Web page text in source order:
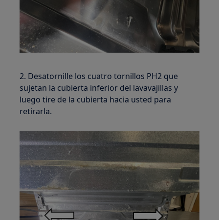
2. Desatornille los cuatro tornillos PH2 que
sujetan la cubierta inferior del lavavajillas y
luego tire de la cubierta hacia usted para
retirarla.